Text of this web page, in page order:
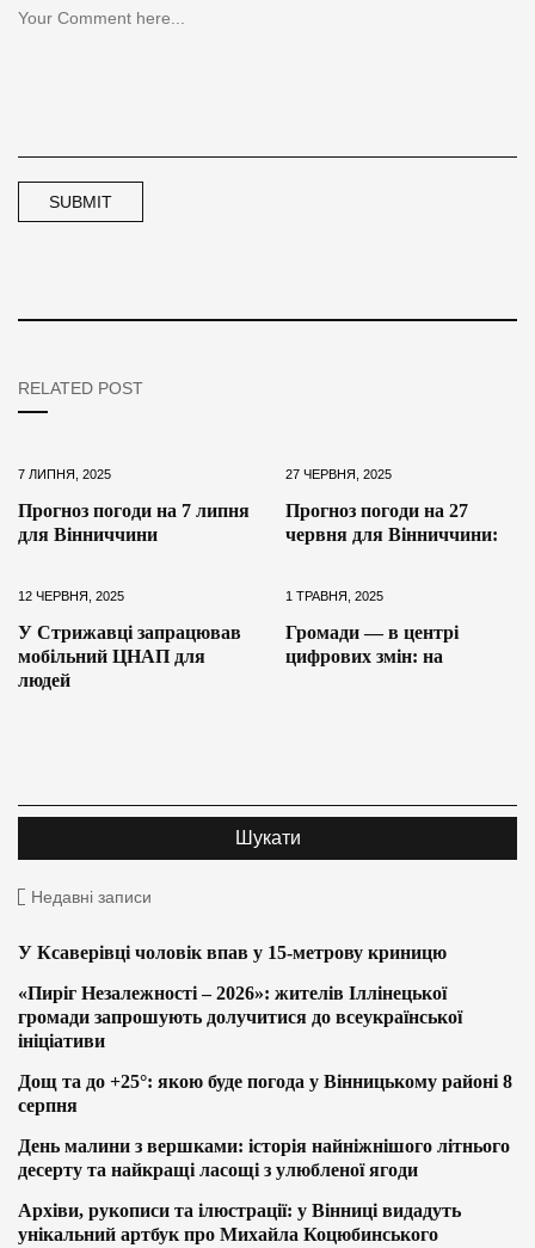
RELATED POST
7 ЛИПНЯ, 2025
Прогноз погоди на 7 липня
для Вінниччини
27 ЧЕРВНЯ, 2025
Прогноз погоди на 27
червня для Вінниччини:
12 ЧЕРВНЯ, 2025
У Стрижавці запрацював
мобільний ЦНАП для
людей
1 ТРАВНЯ, 2025
Громади — в центрі
цифрових змін: на
Недавні записи
У Ксаверівці чоловік впав у 15-метрову криницю
«Пиріг Незалежності – 2026»: жителів Іллінецької
громади запрошують долучитися до всеукраїнської
ініціативи
Дощ та до +25°: якою буде погода у Вінницькому районі 8
серпня
День малини з вершками: історія найніжнішого літнього
десерту та найкращі ласощі з улюбленої ягоди
Архіви, рукописи та ілюстрації: у Вінниці видадуть
унікальний артбук про Михайла Коцюбинського